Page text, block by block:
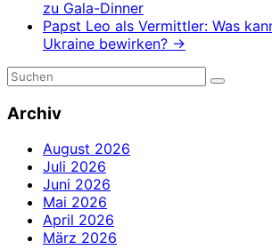
zu Gala-Dinner
Papst Leo als Vermittler: Was
Ukraine bewirken? →
Archiv
August 2026
Juli 2026
Juni 2026
Mai 2026
April 2026
März 2026